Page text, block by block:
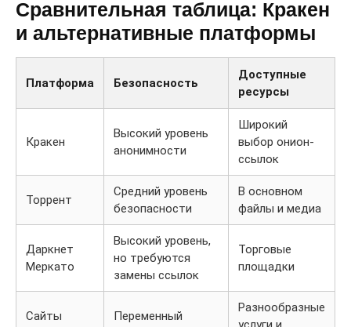
Сравнительная таблица: Кракен
и альтернативные платформы
Платформа Безопасность
Доступные
ресурсы
Кракен
Высокий уровень
анонимности
Широкий
выбор онион-
ссылок
Торрент
Средний уровень
безопасности
В основном
файлы и медиа
Даркнет
Меркато
Высокий уровень,
но требуются
замены ссылок
Торговые
площадки
Сайты
Переменный
Разнообразные